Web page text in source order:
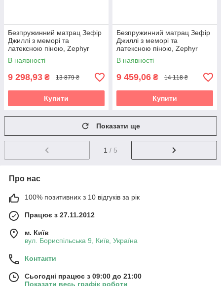
Безпружинний матрац Зефір
Джиллі з меморі та
латексною піною, Zephyr
Jelly 90х190
В наявності
9 298,93 ₴ 13 879 ₴
Купити
Безпружинний матрац Зефір
Джиллі з меморі та
латексною піною, Zephyr
Jelly 90х200
В наявності
9 459,06 ₴ 14 118 ₴
Купити
Показати ще
1 / 5
Про нас
100% позитивних з 10 відгуків за рік
Працює з 27.11.2012
м. Київ
вул. Бориспільська 9, Київ, Україна
Контакти
Сьогодні працює з 09:00 до 21:00
Показати весь графік роботи